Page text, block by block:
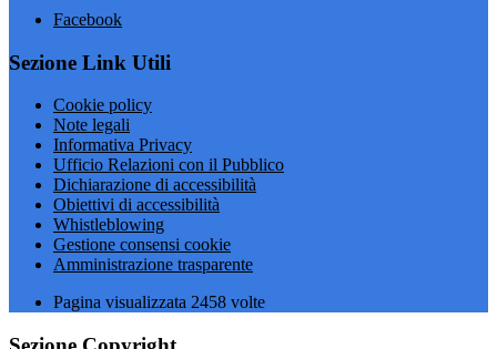
Facebook
Sezione Link Utili
Cookie policy
Note legali
Informativa Privacy
Ufficio Relazioni con il Pubblico
Dichiarazione di accessibilità
Obiettivi di accessibilità
Whistleblowing
Gestione consensi cookie
Amministrazione trasparente
Pagina visualizzata 2458 volte